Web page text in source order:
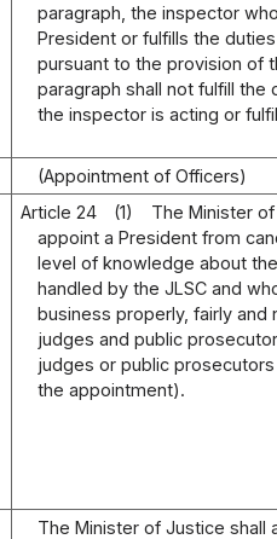
paragraph, the inspector
President or fulfills the
pursuant to the provision of
paragraph shall not fulfill
the inspector is acting or
(Appointment of Officers)
Article 24 (1)
The Minister
appoint a President from
level of knowledge about
handled by the JLSC and
business properly, fairly and
judges and public
judges or public
the appointment).
The Minister of Justice shall